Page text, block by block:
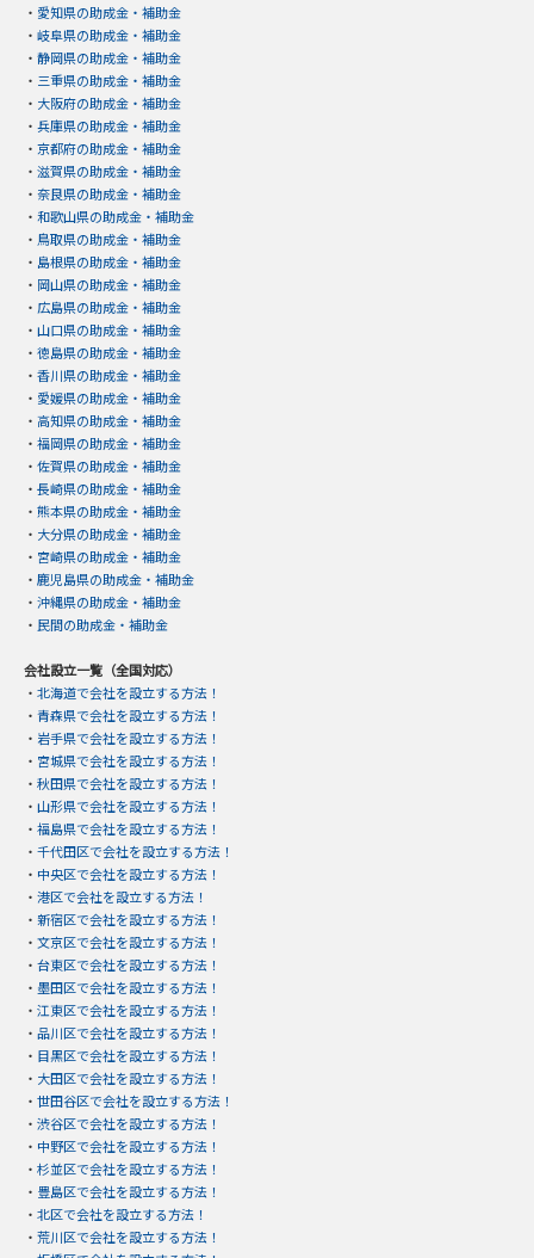
・ 愛知県の助成金・補助金
・ 岐阜県の助成金・補助金
・ 静岡県の助成金・補助金
・ 三重県の助成金・補助金
・ 大阪府の助成金・補助金
・ 兵庫県の助成金・補助金
・ 京都府の助成金・補助金
・ 滋賀県の助成金・補助金
・ 奈良県の助成金・補助金
・ 和歌山県の助成金・補助金
・ 鳥取県の助成金・補助金
・ 島根県の助成金・補助金
・ 岡山県の助成金・補助金
・ 広島県の助成金・補助金
・ 山口県の助成金・補助金
・ 徳島県の助成金・補助金
・ 香川県の助成金・補助金
・ 愛媛県の助成金・補助金
・ 高知県の助成金・補助金
・ 福岡県の助成金・補助金
・ 佐賀県の助成金・補助金
・ 長崎県の助成金・補助金
・ 熊本県の助成金・補助金
・ 大分県の助成金・補助金
・ 宮崎県の助成金・補助金
・ 鹿児島県の助成金・補助金
・ 沖縄県の助成金・補助金
・ 民間の助成金・補助金
会社設立一覧（全国対応）
・ 北海道で会社を設立する方法！
・ 青森県で会社を設立する方法！
・ 岩手県で会社を設立する方法！
・ 宮城県で会社を設立する方法！
・ 秋田県で会社を設立する方法！
・ 山形県で会社を設立する方法！
・ 福島県で会社を設立する方法！
・ 千代田区で会社を設立する方法！
・ 中央区で会社を設立する方法！
・ 港区で会社を設立する方法！
・ 新宿区で会社を設立する方法！
・ 文京区で会社を設立する方法！
・ 台東区で会社を設立する方法！
・ 墨田区で会社を設立する方法！
・ 江東区で会社を設立する方法！
・ 品川区で会社を設立する方法！
・ 目黒区で会社を設立する方法！
・ 大田区で会社を設立する方法！
・ 世田谷区で会社を設立する方法！
・ 渋谷区で会社を設立する方法！
・ 中野区で会社を設立する方法！
・ 杉並区で会社を設立する方法！
・ 豊島区で会社を設立する方法！
・ 北区で会社を設立する方法！
・ 荒川区で会社を設立する方法！